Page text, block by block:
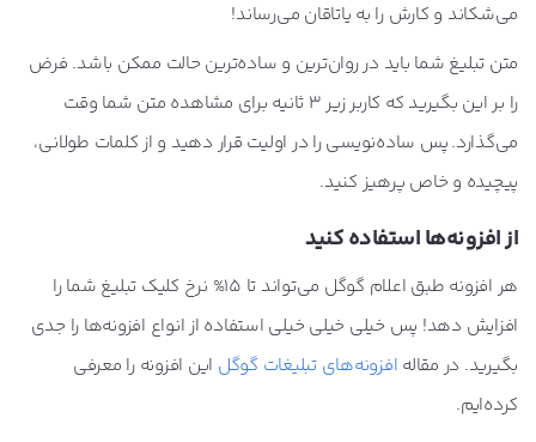
می‌شکاند و کارش را به یاتاقان می‌رساند!
متن تبلیغ شما باید در روان‌ترین و ساده‌ترین حالت ممکن باشد. فرض
را بر این بگیرید که کاربر زیر 3 ثانیه برای مشاهده متن شما وقت
می‌گذارد. پس ساده‌نویسی را در اولیت قرار دهید و از کلمات طولانی،
پیچیده و خاص پرهیز کنید.
از افزونه‌ها استفاده کنید
هر افزونه طبق اعلام گوگل می‌تواند تا 15% نرخ کلیک تبلیغ شما را
افزایش دهد! پس خیلی خیلی خیلی استفاده از انواع افزونه‌ها را جدی
بگیرید. در مقاله افزونه‌های تبلیغات گوگل این افزونه را معرفی
کرده‌ایم.